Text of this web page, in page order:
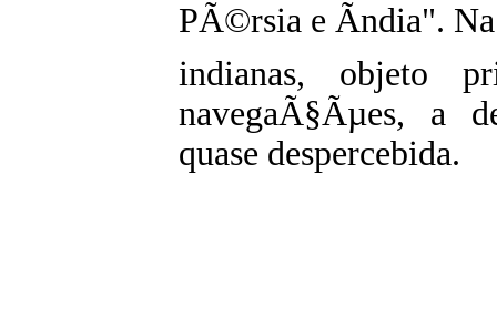
PÃ©rsia e Ãndia".
indianas, objeto
navegaÃ§Ãµes, a
quase despercebida.